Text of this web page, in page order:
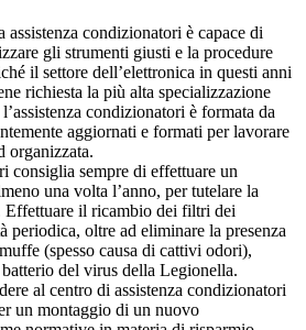
assistenza condizionatori è capace di
gli strumenti giusti e la procedure
il settore dell’elettronica in questi anni
richiesta la più alta specializzazione
condizionatori è formata da
aggiornati e formati per lavorare
organizzata.
consiglia sempre di effettuare un
una volta l’anno, per tutelare la
Effettuare il ricambio dei filtri dei
periodica, oltre ad eliminare la presenza
(spesso causa di cattivi odori),
del virus della Legionella.
al centro di assistenza condizionatori
un montaggio di un nuovo